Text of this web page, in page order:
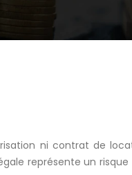
ni contrat de
représente un